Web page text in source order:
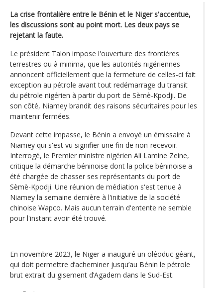
La crise frontalière entre le Bénin et le Niger s'accentue,
les discussions sont au point mort. Les deux pays se
rejetant la faute.
Le président Talon impose l'ouverture des frontières
terrestres ou à minima, que les autorités nigériennes
annoncent officiellement que la fermeture de celles-ci fait
exception au pétrole avant tout redémarrage du transit
du pétrole nigérien à partir du port de Sèmè-Kpodji. De
son côté, Niamey brandit des raisons sécuritaires pour les
maintenir fermées.
Devant cette impasse, le Bénin a envoyé un émissaire à
Niamey qui s'est vu signifier une fin de non-recevoir.
Interrogé, le Premier ministre nigérien Ali Lamine Zeine,
critique la démarche béninoise dont la police béninoise a
été chargée de chasser ses représentants du port de
Sèmè-Kpodji. Une réunion de médiation s'est tenue à
Niamey la semaine dernière à l'initiative de la société
chinoise Wapco. Mais aucun terrain d'entente ne semble
pour l'instant avoir été trouvé.
En novembre 2023, le Niger a inauguré un oléoduc géant,
qui doit permettre d’acheminer jusqu’au Bénin le pétrole
brut extrait du gisement d’Agadem dans le Sud-Est.